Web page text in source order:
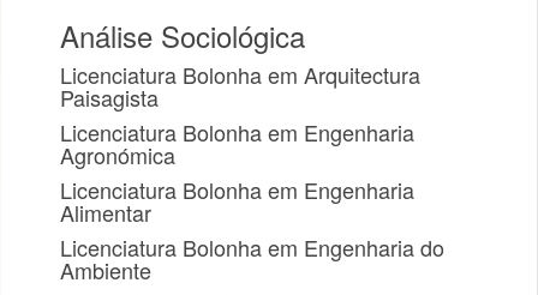
Análise Sociológica
Licenciatura Bolonha em Arquitectura
Paisagista
Licenciatura Bolonha em Engenharia
Agronómica
Licenciatura Bolonha em Engenharia
Alimentar
Licenciatura Bolonha em Engenharia do
Ambiente